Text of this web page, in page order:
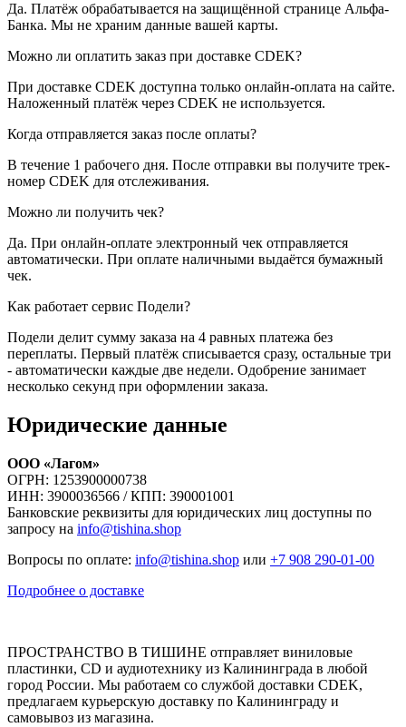
Да. Платёж обрабатывается на защищённой странице Альфа-
Банка. Мы не храним данные вашей карты.
Можно ли оплатить заказ при доставке CDEK?
При доставке CDEK доступна только онлайн-оплата на сайте.
Наложенный платёж через CDEK не используется.
Когда отправляется заказ после оплаты?
В течение 1 рабочего дня. После отправки вы получите трек-
номер CDEK для отслеживания.
Можно ли получить чек?
Да. При онлайн-оплате электронный чек отправляется
автоматически. При оплате наличными выдаётся бумажный
чек.
Как работает сервис Подели?
Подели делит сумму заказа на 4 равных платежа без
переплаты. Первый платёж списывается сразу, остальные три
- автоматически каждые две недели. Одобрение занимает
несколько секунд при оформлении заказа.
Юридические данные
ООО «Лагом»
ОГРН: 1253900000738
ИНН: 3900036566 / КПП: 390001001
Банковские реквизиты для юридических лиц доступны по
запросу на info@tishina.shop
Вопросы по оплате: info@tishina.shop или +7 908 290-01-00
Подробнее о доставке
ПРОСТРАНСТВО В ТИШИНЕ отправляет виниловые
пластинки, CD и аудиотехнику из Калининграда в любой
город России. Мы работаем со службой доставки CDEK,
предлагаем курьерскую доставку по Калининграду и
самовывоз из магазина.